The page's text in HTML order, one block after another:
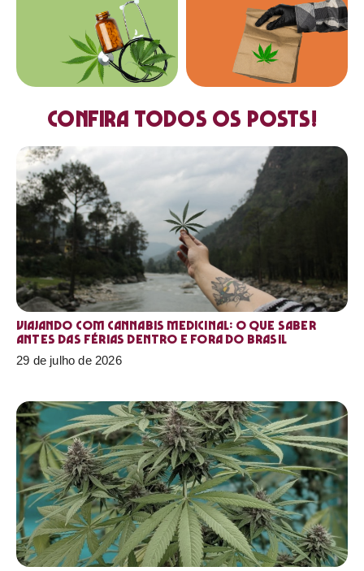
Confira todos os posts!
Viajando com cannabis medicinal: o que saber
antes das férias dentro e fora do Brasil
29 de julho de 2026